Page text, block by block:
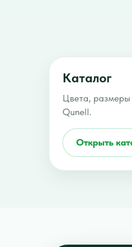
Каталог
Цвета, размеры
Qunell.
Открыть